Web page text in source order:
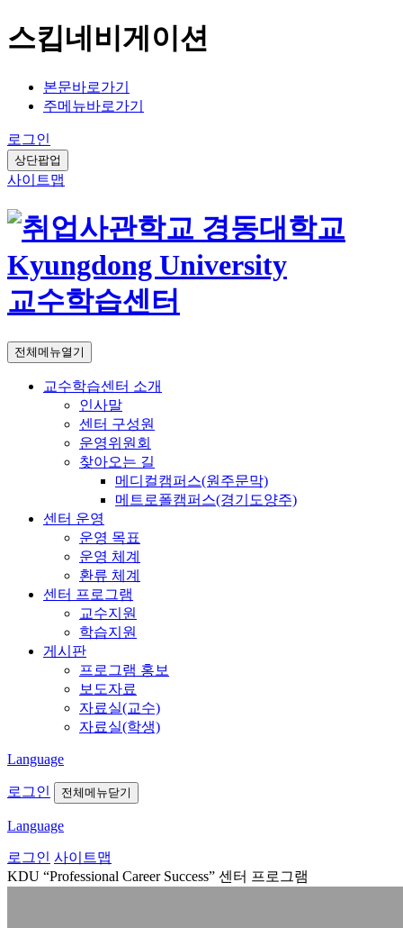
스킵네비게이션
본문바로가기
주메뉴바로가기
로그인
상단팝업
사이트맵
교수학습센터
전체메뉴열기
교수학습센터 소개
인사말
센터 구성원
운영위원회
찾아오는 길
메디컬캠퍼스(원주문막)
메트로폴캠퍼스(경기도양주)
센터 운영
운영 목표
운영 체계
환류 체계
센터 프로그램
교수지원
학습지원
게시판
프로그램 홍보
보도자료
자료실(교수)
자료실(학생)
Language
로그인 전체메뉴닫기
Language
로그인 사이트맵
KDU “Professional Career Success” 센터 프로그램